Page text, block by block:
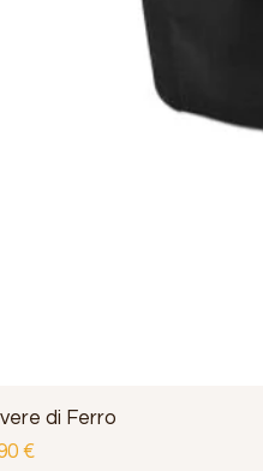
di Ferro
€